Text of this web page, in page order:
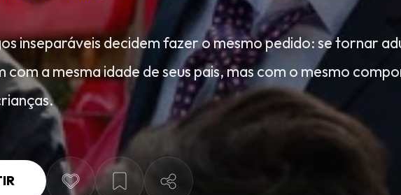
inseparáveis decidem fazer o mesmo pedido: se tornar
com a mesma idade de seus pais, mas com o mesmo